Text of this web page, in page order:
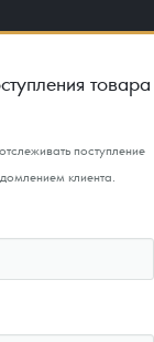
товара
поступление
клиента.